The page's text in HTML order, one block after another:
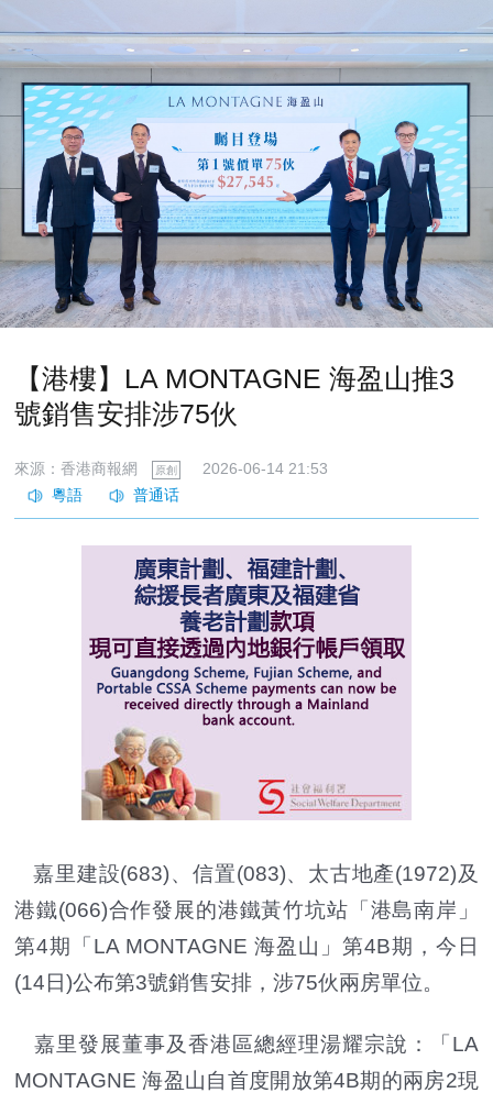
【港樓】LA MONTAGNE 海盈山推3
號銷售安排涉75伙
來源：香港商報網 原創 2026-06-14 21:53
嘉里建設(683)、信置(083)、太古地產(1972)及
港鐵(066)合作發展的港鐵黃竹坑站「港島南岸」
第4期「LA MONTAGNE 海盈山」第4B期，今日
(14日)公布第3號銷售安排，涉75伙兩房單位。
嘉里發展董事及香港區總經理湯耀宗說：「LA
MONTAGNE 海盈山自首度開放第4B期的兩房2現